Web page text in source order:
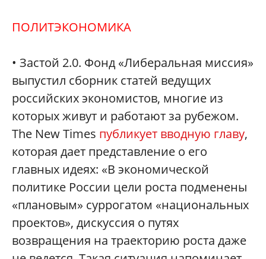
ПОЛИТЭКОНОМИКА
• Застой 2.0. Фонд «Либеральная миссия»
выпустил сборник статей ведущих
российских экономистов, многие из
которых живут и работают за рубежом.
The New Times публикует вводную главу,
которая дает представление о его
главных идеях: «В экономической
политике России цели роста подменены
«плановым» суррогатом «национальных
проектов», дискуссия о путях
возвращения на траекторию роста даже